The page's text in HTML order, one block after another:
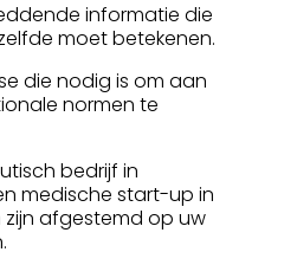
informatie die
moet betekenen.
die nodig is om aan
normen te
bedrijf in
medische start-up in
zijn afgestemd op uw